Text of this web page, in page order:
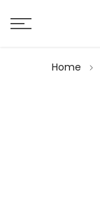
il
Home